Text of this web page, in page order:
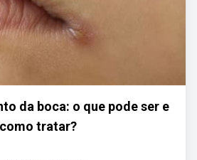
da boca: o que pode ser e
como tratar?